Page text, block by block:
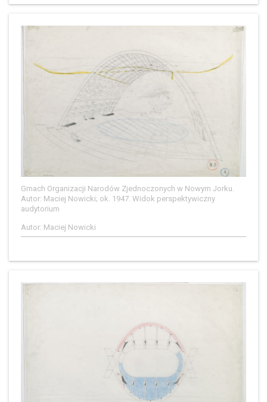
Gmach Organizacji Narodów Zjednoczonych w Nowym Jorku.
Autor: Maciej Nowicki; ok. 1947. Widok perspektywiczny
audytorium
Autor: Maciej Nowicki